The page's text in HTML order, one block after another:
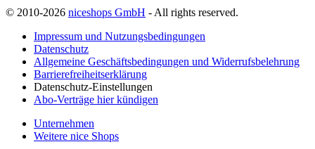
© 2010-2026 niceshops GmbH - All rights reserved.
Impressum und Nutzungsbedingungen
Datenschutz
Allgemeine Geschäftsbedingungen und Widerrufsbelehrung
Barrierefreiheitserklärung
Datenschutz-Einstellungen
Abo-Verträge hier kündigen
Unternehmen
Weitere nice Shops